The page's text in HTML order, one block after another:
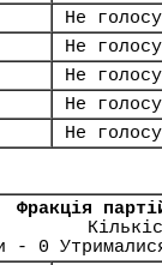
Не
Не
Не
Не
Не
Фракція
- 0